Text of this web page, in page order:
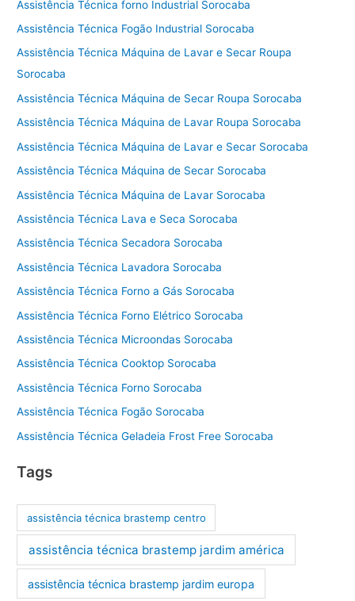
Assistência Técnica forno Industrial Sorocaba
Assistência Técnica Fogão Industrial Sorocaba
Assistência Técnica Máquina de Lavar e Secar Roupa
Sorocaba
Assistência Técnica Máquina de Secar Roupa Sorocaba
Assistência Técnica Máquina de Lavar Roupa Sorocaba
Assistência Técnica Máquina de Lavar e Secar Sorocaba
Assistência Técnica Máquina de Secar Sorocaba
Assistência Técnica Máquina de Lavar Sorocaba
Assistência Técnica Lava e Seca Sorocaba
Assistência Técnica Secadora Sorocaba
Assistência Técnica Lavadora Sorocaba
Assistência Técnica Forno a Gás Sorocaba
Assistência Técnica Forno Elétrico Sorocaba
Assistência Técnica Microondas Sorocaba
Assistência Técnica Cooktop Sorocaba
Assistência Técnica Forno Sorocaba
Assistência Técnica Fogão Sorocaba
Assistência Técnica Geladeia Frost Free Sorocaba
Tags
assistência técnica brastemp centro
assistência técnica brastemp jardim américa
assistência técnica brastemp jardim europa